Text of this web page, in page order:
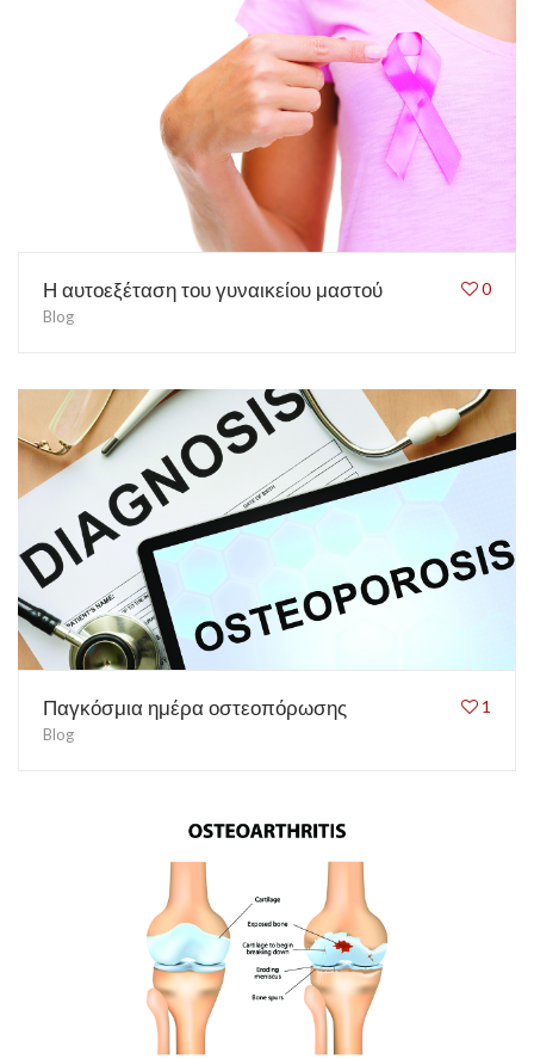
0
Η αυτοεξέταση του γυναικείου μαστού
Blog
1
Παγκόσμια ημέρα οστεοπόρωσης
Blog